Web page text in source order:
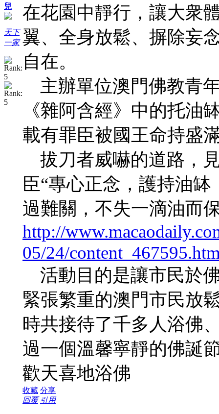
兒
天下
一家
在花園中靜行，讓大衆
翼、全身放鬆、摒除妄
自在。
主辦單位澳門佛教青
《雜阿含經》中的托油
載有罪臣被國王命持盛
拔刀者威嚇的道路，
臣“專心正念，護持油
過難關，不失一滴油而
http://
05/24/
活動目的是讓市民於
緊張繁重的澳門市民放
時共接待了千多人浴佛
過一個溫馨寧靜的佛誕
歡天喜地浴佛
收藏 分享
回覆 引用